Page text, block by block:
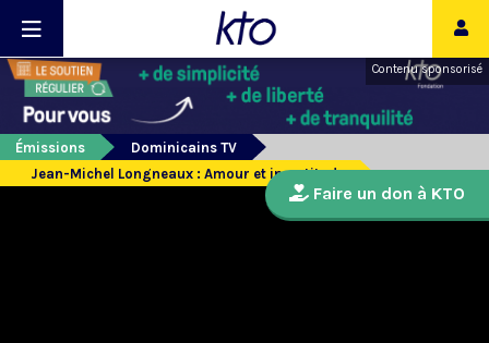
Contenu sponsorisé
Émissions
Dominicains TV
Jean-Michel Longneaux : Amour et incertitude
Faire un don à KTO